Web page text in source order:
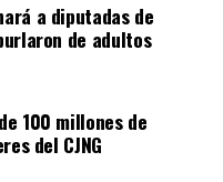
a diputadas de
de adultos
100 millones de
del CJNG